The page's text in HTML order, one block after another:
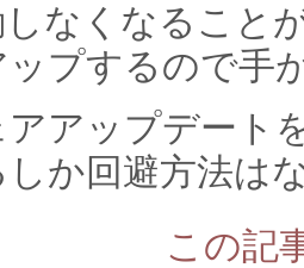
なくなること
プするので手
アアップデート
か回避方法は
この記